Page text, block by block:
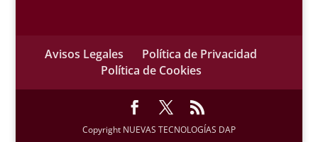
Avisos Legales
Política de Privacidad
Política de Cookies
Copyright NUEVAS TECNOLOGÍAS DAP